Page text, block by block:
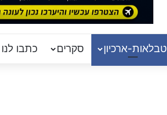
טבלאות-ארכיון סקרים כתבו לנו